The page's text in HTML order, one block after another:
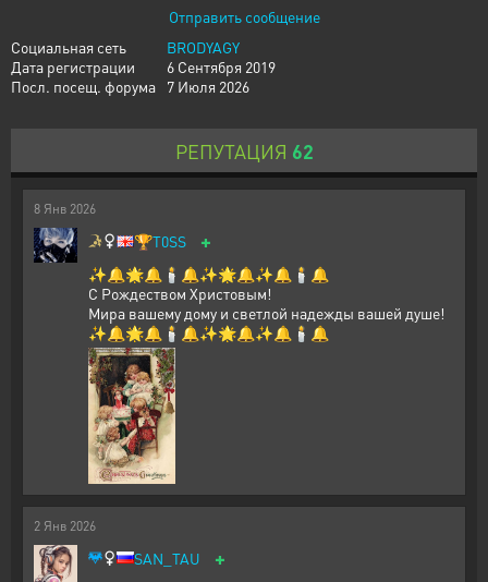
Отправить сообщение
Социальная сеть
BRODYAGY
Дата регистрации
6 Сентября 2019
Посл. посещ. форума
7 Июля 2026
РЕПУТАЦИЯ 62
8 Янв 2026
🏆T0SS +
✨🔔🌟🔔🕯️🔔✨🌟🔔✨🔔🕯️🔔
С Рождеством Христовым!
Мира вашему дому и светлой надежды вашей душе!
✨🔔🌟🔔🕯️🔔✨🌟🔔✨🔔🕯️🔔
2 Янв 2026
SAN_TAU +